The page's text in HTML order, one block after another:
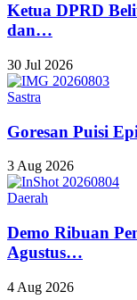
Ketua DPRD
dan…
30 Jul 2026
Sastra
Goresan Puisi
3 Aug 2026
Daerah
Demo Ribuan
Agustus…
4 Aug 2026